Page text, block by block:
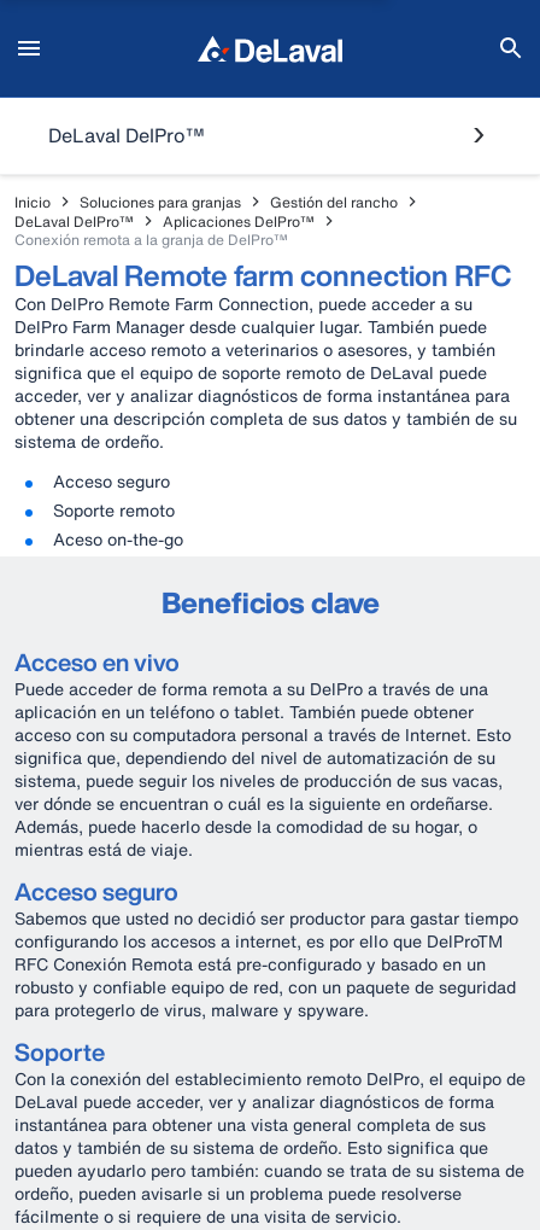
DeLaval DelPro™
Inicio Soluciones para granjas
Gestión del rancho
DeLaval DelPro™
Aplicaciones DelPro™
Conexión remota a la granja de DelPro™
DeLaval Remote farm connection RFC
Con DelPro Remote Farm Connection, puede acceder a su
DelPro Farm Manager desde cualquier lugar. También puede
brindarle acceso remoto a veterinarios o asesores, y también
significa que el equipo de soporte remoto de DeLaval puede
acceder, ver y analizar diagnósticos de forma instantánea para
obtener una descripción completa de sus datos y también de su
sistema de ordeño.
Acceso seguro
Soporte remoto
Aceso on-the-go
Beneficios clave
Acceso en vivo
Puede acceder de forma remota a su DelPro a través de una
aplicación en un teléfono o tablet. También puede obtener
acceso con su computadora personal a través de Internet. Esto
significa que, dependiendo del nivel de automatización de su
sistema, puede seguir los niveles de producción de sus vacas,
ver dónde se encuentran o cuál es la siguiente en ordeñarse.
Además, puede hacerlo desde la comodidad de su hogar, o
mientras está de viaje.
Acceso seguro
Sabemos que usted no decidió ser productor para gastar tiempo
configurando los accesos a internet, es por ello que DelProTM
RFC Conexión Remota está pre-configurado y basado en un
robusto y confiable equipo de red, con un paquete de seguridad
para protegerlo de virus, malware y spyware.
Soporte
Con la conexión del establecimiento remoto DelPro, el equipo de
DeLaval puede acceder, ver y analizar diagnósticos de forma
instantánea para obtener una vista general completa de sus
datos y también de su sistema de ordeño. Esto significa que
pueden ayudarlo pero también: cuando se trata de su sistema de
ordeño, pueden avisarle si un problema puede resolverse
fácilmente o si requiere de una visita de servicio.